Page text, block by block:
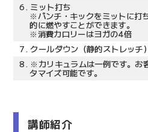
6. ミット打ち
※パンチ・キックをミットに打
的に燃やすことができます。
※消費カロリーはヨガの4倍
7. クールダウン（静的ストレッチ）
8. ※カリキュラムは一例です。お
タマイズ可能です。
講師紹介